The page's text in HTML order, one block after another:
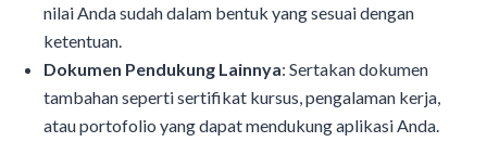
nilai Anda sudah dalam bentuk yang sesuai dengan
ketentuan.
Dokumen Pendukung Lainnya: Sertakan dokumen
tambahan seperti sertifikat kursus, pengalaman kerja,
atau portofolio yang dapat mendukung aplikasi Anda.